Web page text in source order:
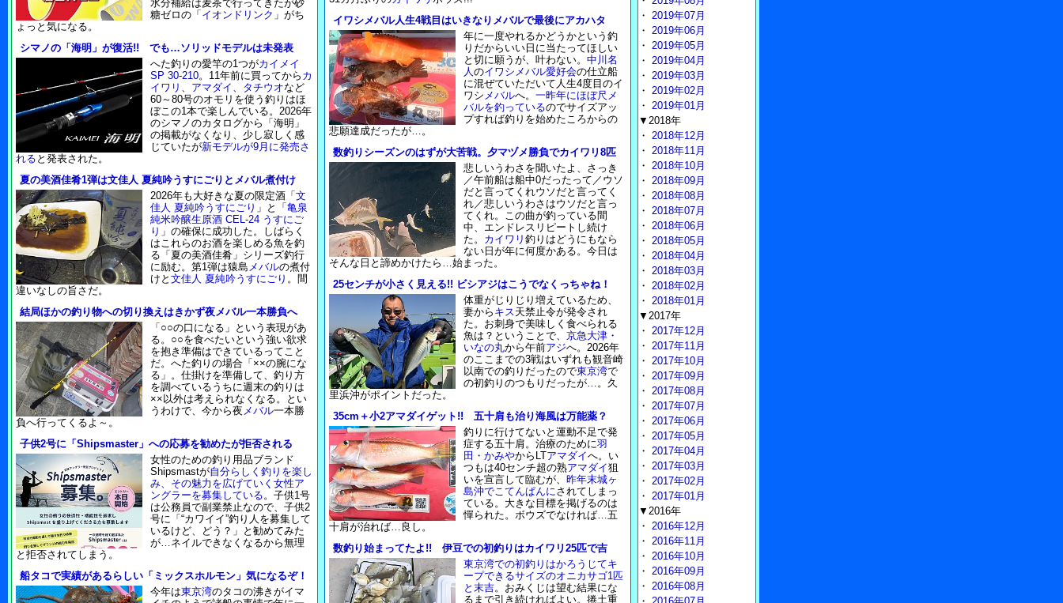
水分補給は麦茶で行ってきたが砂
糖ゼロの「 イオンドリンク 」がち
ょっと気になる。
シマノの「海明」が復活!! でも…ソリッドモデルは未発表
へた釣りの愛竿の1つがカイメイ
SP 30-210。11年前に買ってから カ
イワリ 、 アマダイ 、 タチウオなど
60～80号のオモリを使う釣りはほ
ぼこの1本で楽しんでいる。2026年
のシマノのカタログから「海明」
の掲載がなくなり、少し寂しく感
じていたが新モデルが9月に発売さ
れる と発表された。
夏の美酒佳肴1弾は文佳人 夏純吟うすにごりとメバル煮付け
2026年も大好きな夏の限定酒「 文
佳人 夏純吟うすにごり 」と「 亀泉
純米吟醸生原酒 CEL-24 うすにご
り 」の確保に成功した。しばらく
はこれらのお酒を楽しめる魚を釣
る「夏の美酒佳肴」シリーズ釣行
に励む。第1弾は猿島 メバルの煮付
けと 文佳人 夏純吟うすにごり 。間
違いなしの旨さだ。
結局ほかの釣り物への切り換えはきかず夜メバル一本勝負へ
「○○の口になる」という表現があ
る。○○を食べたいという強い欲求
を抱き準備はできているってこと
だ。へた釣りの場合「××の腕にな
る」。仕掛けを準備して、釣り方
を調べているうちに週末の釣りは
××以外は考えられなくなる。とい
うわけで、今から夜 メバル一本勝
負へ行ってくるよ～。
子供2号に「Shipsmaster」への応募を勧めたが拒否される
女性のための釣り用品ブランド
Shipsmastが自分らしく釣りを楽し
み、その魅力を広げていく女性ア
ングラーを募集している。子供1号
は公務員で副業禁止なので、子供2
号に「“カワイイ”釣り人を募集して
いるけど、どう？」と勧めてみた
が…ネイルできなくなるから無理
と拒否されてしまう。
船タコで実績があるらしい「ミックスホルモン」気になるぞ！
今年は東京湾のタコの沸きがイマ
イワシメバル人生4戦目はいきなりメバルで最後にアカハタ
年に一度やれるかどうかという釣
りだからいい日に当たってほしい
と切に願うが、叶わない。 中川名
人のイワシメバル愛好会の仕立船
に混ぜていただいて人生4度目のイ
ワシ メバルへ。 一昨年にほぼ尺メ
バルを釣っているのでサイズアッ
プすれば釣りを始めたころからの
悲願達成だったが…。
数釣りシーズンのはずが大苦戦。夕マヅメ勝負でカイワリ8匹
悲しいうわさを聞いたよ、さっき
／午前船は船中0だったって／ウソ
だと言ってくれウソだと言ってく
れ／悲しいうわさはウソだと言っ
てくれ。この曲が釣っている間
中、エンドレスリピートし続け
た。 カイワリ 釣りはどうにもなら
ない日が年に何度かある。今日は
そんな日と諦めかけたら…始まった。
25センチが小さく見える!! ビシアジはこうでなくっちゃね！
体重がじりじり増えているため、
妻から キス天禁止令が発令され
た。お刺身で美味しく食べられる
魚は？ということで、 京急大津・
いなの丸から午前アジへ。2026年
のここまでの3戦はいずれも観音崎
以南での釣りだったので東京湾で
の初釣りのつもりだったが…。久
里浜沖がポイントだった。
35cm＋小2アマダイゲット!! 五十肩も治り海風は万能薬？
釣りに行けてないと運動不足で発
症する五十肩。治療のために羽
田・かみやからLTアマダイへ。い
つもは40センチ超の熟アマダイ狙
いを宣言して臨むが、 昨年末城ヶ
島沖でこてんぱんにされてしまっ
ている。大きな目標を掲げるのは
憚られた。ボウズでなければ…五
十肩が治れば…良し。
数釣り始まってたよ!! 伊豆での初釣りはカイワリ25匹で吉
東京湾での初釣りはかろうじてキ
ープできるサイズのオニカサゴ1匹
と末吉。おみくじは望む結果にな
るまで引き続ければよい。捲土重
・ 2019年07月
・ 2019年06月
・ 2019年05月
・ 2019年04月
・ 2019年03月
・ 2019年02月
・ 2019年01月
▼2018年
・ 2018年12月
・ 2018年11月
・ 2018年10月
・ 2018年09月
・ 2018年08月
・ 2018年07月
・ 2018年06月
・ 2018年05月
・ 2018年04月
・ 2018年03月
・ 2018年02月
・ 2018年01月
▼2017年
・ 2017年12月
・ 2017年11月
・ 2017年10月
・ 2017年09月
・ 2017年08月
・ 2017年07月
・ 2017年06月
・ 2017年05月
・ 2017年04月
・ 2017年03月
・ 2017年02月
・ 2017年01月
▼2016年
・ 2016年12月
・ 2016年11月
・ 2016年10月
・ 2016年09月
・ 2016年08月